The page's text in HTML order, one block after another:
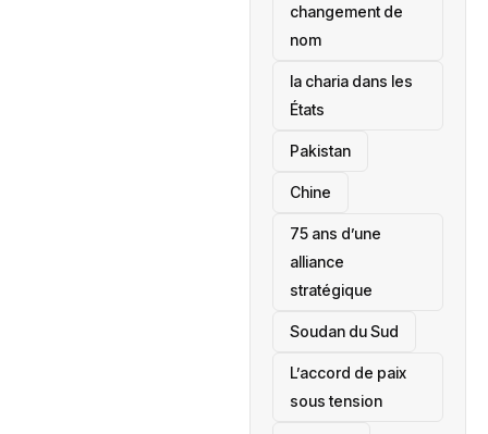
changement de
nom
la charia dans les
États
‎Pakistan
Chine
75 ans d’une
alliance
stratégique
‎Soudan du Sud
L’accord de paix
sous tension